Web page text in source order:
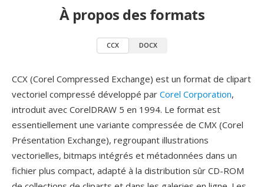
À propos des formats
CCX DOCX
CCX (Corel Compressed Exchange) est un format de clipart
vectoriel compressé développé par Corel Corporation,
introduit avec CorelDRAW 5 en 1994. Le format est
essentiellement une variante compressée de CMX (Corel
Présentation Exchange), regroupant illustrations
vectorielles, bitmaps intégrés et métadonnées dans un
fichier plus compact, adapté à la distribution sûr CD-ROM